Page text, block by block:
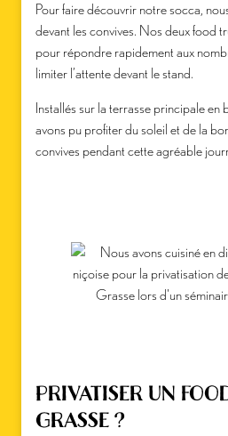
Pour faire découvrir notre socca,
devant les convives. Nos deux food
pour répondre rapidement aux
limiter l’attente devant le stand.
Installés sur la terrasse principale en
avons pu profiter du soleil et de la
convives pendant cette agréable
PRIVATISER UN
GRASSE ?